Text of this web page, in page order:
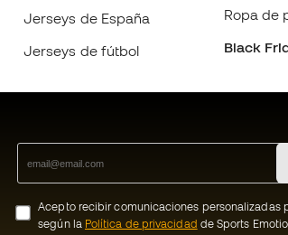
Jerseys de España
Jerseys de fútbol
Ropa de
Black
Acepto recibir comunicaciones personalizadas
según la Política de privacidad de Sports